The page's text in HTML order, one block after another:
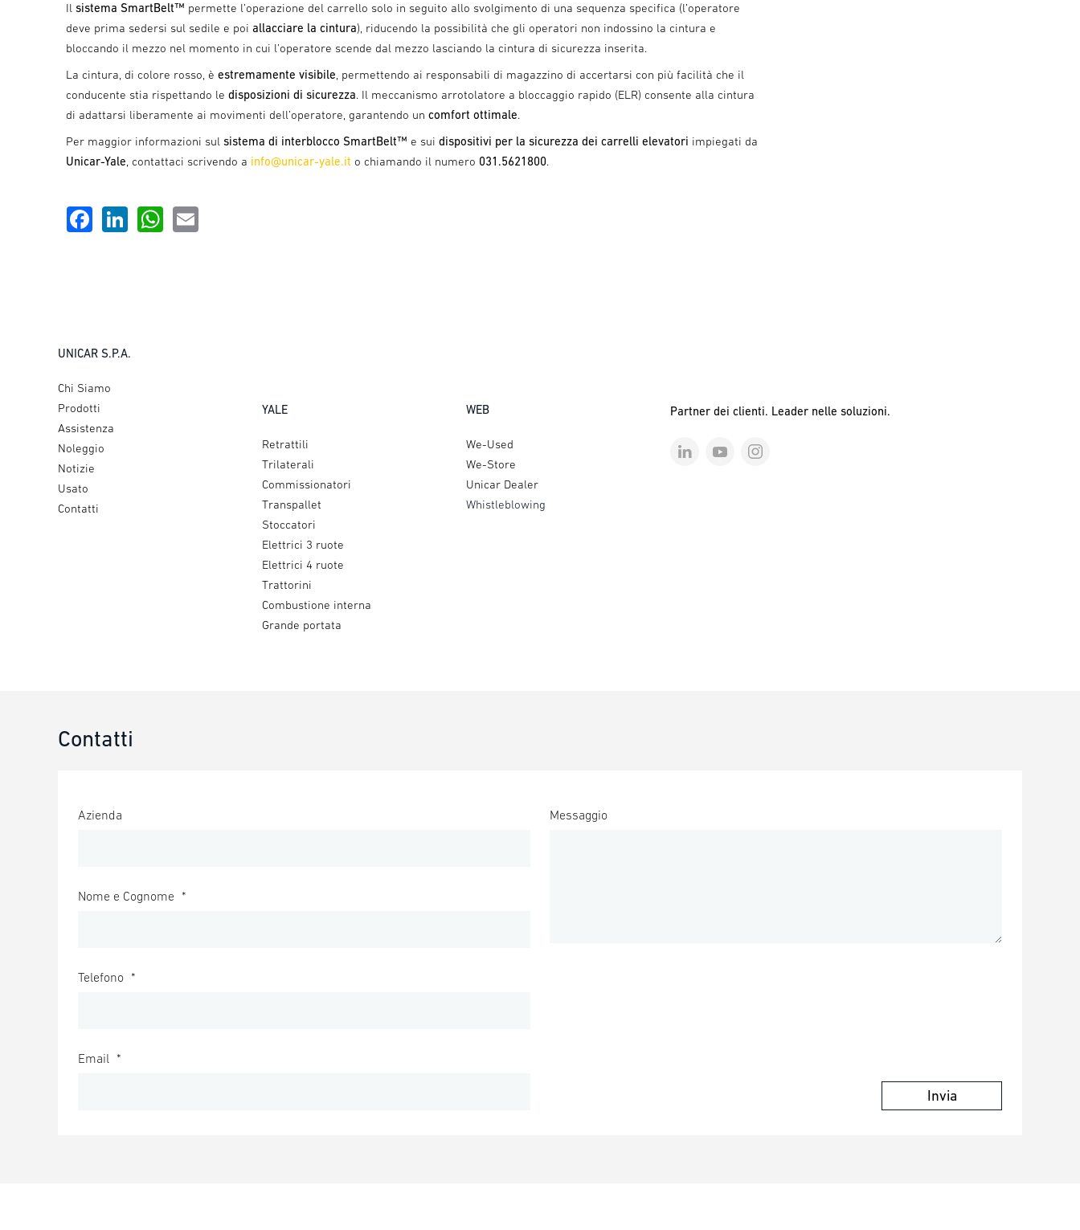
Il sistema SmartBelt™ permette l’operazione del carrello solo in seguito allo svolgimento di una sequenza specifica (l’operatore
deve prima sedersi sul sedile e poi allacciare la cintura), riducendo la possibilità che gli operatori non indossino la cintura e
bloccando il mezzo nel momento in cui l’operatore scende dal mezzo lasciando la cintura di sicurezza inserita.
La cintura, di colore rosso, è estremamente visibile, permettendo ai responsabili di magazzino di accertarsi con più facilità che il
conducente stia rispettando le disposizioni di sicurezza. Il meccanismo arrotolatore a bloccaggio rapido (ELR) consente alla cintura
di adattarsi liberamente ai movimenti dell’operatore, garantendo un comfort ottimale.
Per maggior informazioni sul sistema di interblocco SmartBelt™ e sui dispositivi per la sicurezza dei carrelli elevatori impiegati da
Unicar-Yale, contattaci scrivendo a info@unicar-yale.it o chiamando il numero 031.5621800.
Facebook
LinkedInWhatsApp
UNICAR S.P.A.
Chi Siamo
Prodotti
Assistenza
Noleggio
Notizie
Usato
Contatti
YALE
Retrattili
Trilaterali
Commissionatori
Transpallet
Stoccatori
Elettrici 3 ruote
Elettrici 4 ruote
Trattorini
Combustione interna
Grande portata
WEB
We-Used
We-Store
Unicar Dealer
Whistleblowing
Partner dei clienti. Leader nelle soluzioni.
Contatti
Azienda
Nome e Cognome *
Telefono *
Email *
Messaggio
Invia